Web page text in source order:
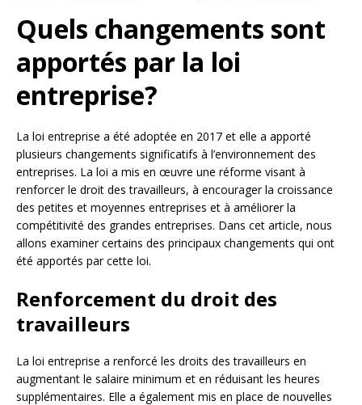
Quels changements sont
apportés par la loi
entreprise?
La loi entreprise a été adoptée en 2017 et elle a apporté
plusieurs changements significatifs à l’environnement des
entreprises. La loi a mis en œuvre une réforme visant à
renforcer le droit des travailleurs, à encourager la croissance
des petites et moyennes entreprises et à améliorer la
compétitivité des grandes entreprises. Dans cet article, nous
allons examiner certains des principaux changements qui ont
été apportés par cette loi.
Renforcement du droit des
travailleurs
La loi entreprise a renforcé les droits des travailleurs en
augmentant le salaire minimum et en réduisant les heures
supplémentaires. Elle a également mis en place de nouvelles